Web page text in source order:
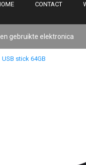
CONTACT
gebruikte elektronica
USB stick 64GB